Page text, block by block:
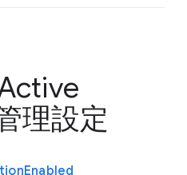
理設定
Enabled